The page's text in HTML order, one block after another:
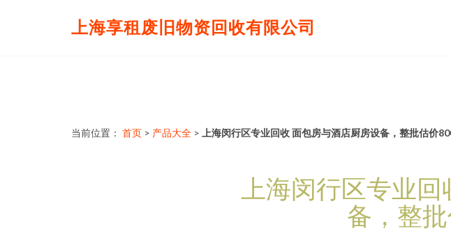
上海享租废旧物资回收有限公司
当前位置： 首页 > 产品大全 > 上海闵行区专业回收 面包房与酒店厨房设备，整批估价
上海闵行区专业
备，整